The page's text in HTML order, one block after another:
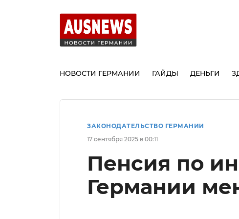
НОВОСТИ ГЕРМАНИИ ГАЙДЫ ДЕНЬГИ
ЗАКОНОДАТЕЛЬСТВО ГЕРМАНИИ
17 сентября 2025 в 00:11
Пенсия по
Германии